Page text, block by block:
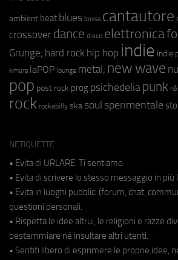
ambient beat blues bossa cantautore
crossover dance disco elettronica
Grunge; hard rock hip hop indie indie
kimura laPOP lounge metal; new wave
pop post rock prog psichedeliapunk
rock rockabilly ska soul sperimentale
NETIQUETTE
• Evita di URLARE. Ti sentiamo.
• Evita di scrivere lo stesso messaggio in più
• Evita in luoghi pubblici (forum, chat,
questioni personali.
• Rispetta le idee altrui, le religioni e razze
bestemmiare né insultare altri utenti.
• Sentiti libero di esprimere le proprie idee,